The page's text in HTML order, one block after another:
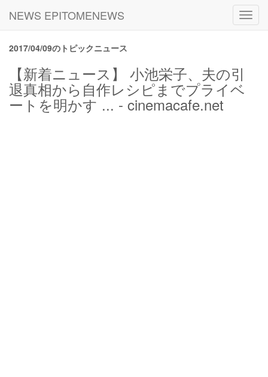
NEWS EPITOMENEWS
2017/04/09のトピックニュース
【新着ニュース】 小池栄子、夫の引
退真相から自作レシピまでプライベ
ートを明かす ... - cinemacafe.net